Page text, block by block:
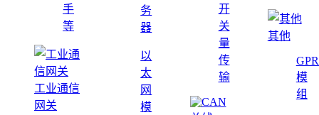
手
等
工业通信
网关
务
器
以
太
网
模
开
关
量
传
输
其他
模
组